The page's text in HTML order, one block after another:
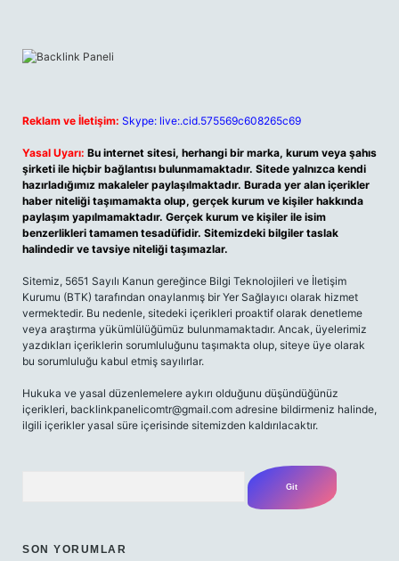
Reklam ve İletişim: Skype: live:.cid.575569c608265c69
Yasal Uyarı: Bu internet sitesi, herhangi bir marka, kurum veya şahıs
şirketi ile hiçbir bağlantısı bulunmamaktadır. Sitede yalnızca kendi
hazırladığımız makaleler paylaşılmaktadır. Burada yer alan içerikler
haber niteliği taşımamakta olup, gerçek kurum ve kişiler hakkında
paylaşım yapılmamaktadır. Gerçek kurum ve kişiler ile isim
benzerlikleri tamamen tesadüfidir. Sitemizdeki bilgiler taslak
halindedir ve tavsiye niteliği taşımazlar.
Sitemiz, 5651 Sayılı Kanun gereğince Bilgi Teknolojileri ve İletişim
Kurumu (BTK) tarafından onaylanmış bir Yer Sağlayıcı olarak hizmet
vermektedir. Bu nedenle, sitedeki içerikleri proaktif olarak denetleme
veya araştırma yükümlülüğümüz bulunmamaktadır. Ancak, üyelerimiz
yazdıkları içeriklerin sorumluluğunu taşımakta olup, siteye üye olarak
bu sorumluluğu kabul etmiş sayılırlar.
Hukuka ve yasal düzenlemelere aykırı olduğunu düşündüğünüz
içerikleri, backlinkpanelicomtr@gmail.com adresine bildirmeniz halinde,
ilgili içerikler yasal süre içerisinde sitemizden kaldırılacaktır.
SON YORUMLAR